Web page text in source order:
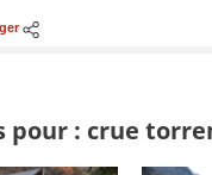
pour : crue